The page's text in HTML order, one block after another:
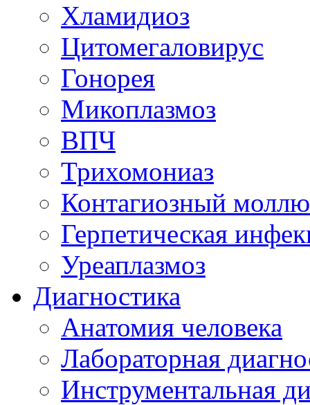
Хламидиоз
Цитомегаловирус
Гонорея
Микоплазмоз
ВПЧ
Трихомониаз
Контагиозный
Герпетическая
Уреаплазмоз
Диагностика
Анатомия человека
Лабораторная
Инструментальная